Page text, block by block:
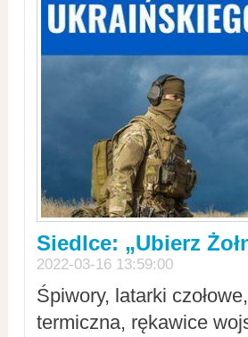
Siedlce: „Ubierz
2022-03-16 13:59:00
Śpiwory, latarki
termiczna, rękawice